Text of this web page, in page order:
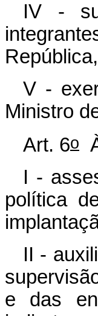
IV -
V -
Ministro
Art. 6o
I -
política
II -
e das